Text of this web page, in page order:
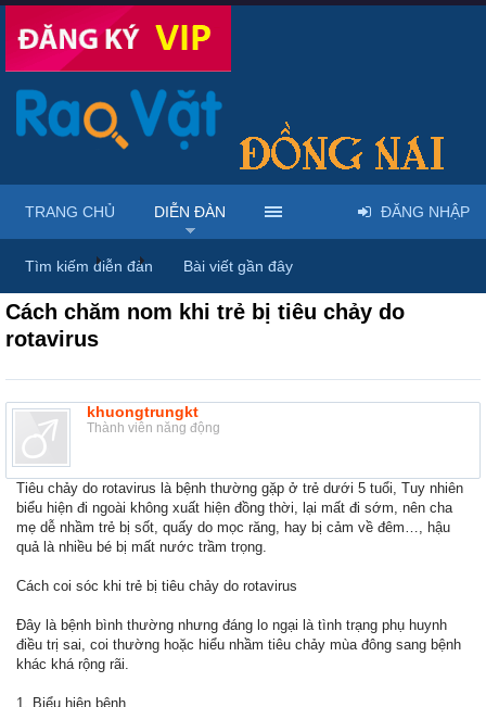
Diễn đàn ... Dược phẩm, y tế & sách báo
Cách chăm nom khi trẻ bị tiêu chảy do
rotavirus
khuongtrungkt
Thành viên năng động
Tiêu chảy do rotavirus là bệnh thường gặp ở trẻ dưới 5 tuổi, Tuy nhiên
biểu hiện đi ngoài không xuất hiện đồng thời, lại mất đi sớm, nên cha
mẹ dễ nhầm trẻ bị sốt, quấy do mọc răng, hay bị cảm về đêm…, hậu
quả là nhiều bé bị mất nước trầm trọng.
Cách coi sóc khi trẻ bị tiêu chảy do rotavirus
Đây là bệnh bình thường nhưng đáng lo ngại là tình trạng phụ huynh
điều trị sai, coi thường hoặc hiểu nhầm tiêu chảy mùa đông sang bệnh
khác khá rộng rãi.
1. Biểu hiện bệnh
TRANG CHỦ DIỄN ĐÀN
Tìm kiếm diễn đàn Bài viết gần đây
ĐĂNG NHẬP